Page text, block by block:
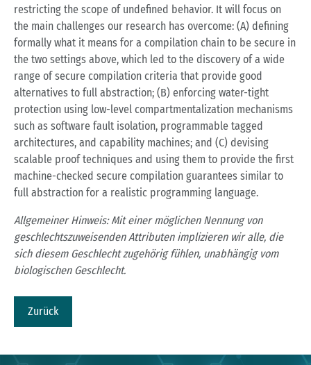
restricting the scope of undefined behavior. It will focus on
the main challenges our research has overcome: (A) defining
formally what it means for a compilation chain to be secure in
the two settings above, which led to the discovery of a wide
range of secure compilation criteria that provide good
alternatives to full abstraction; (B) enforcing water-tight
protection using low-level compartmentalization mechanisms
such as software fault isolation, programmable tagged
architectures, and capability machines; and (C) devising
scalable proof techniques and using them to provide the first
machine-checked secure compilation guarantees similar to
full abstraction for a realistic programming language.
Allgemeiner Hinweis: Mit einer möglichen Nennung von
geschlechtszuweisenden Attributen implizieren wir alle, die
sich diesem Geschlecht zugehörig fühlen, unabhängig vom
biologischen Geschlecht.
Zurück